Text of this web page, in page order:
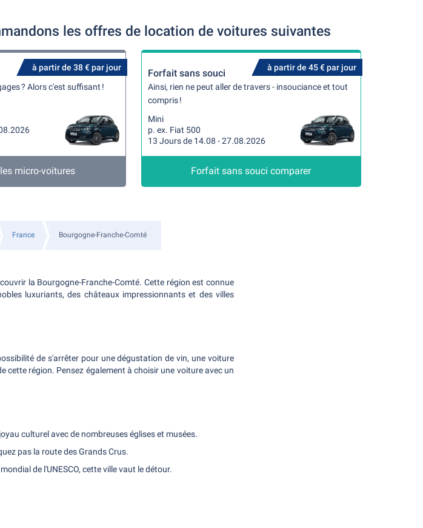
les offres de location de voitures suivantes
à partir de 38 € par jour
? Alors c'est suffisant !
micro-voitures
à partir de 45 € par jour
Forfait sans souci
Ainsi, rien ne peut aller de travers - insouciance et tout
compris !
Mini
p. ex. Fiat 500
13 Jours de 14.08 - 27.08.2026
Forfait sans souci comparer
France Bourgogne-Franche-Comté
la Bourgogne-Franche-Comté. Cette région est connue
luxuriants, des châteaux impressionnants et des villes
de s'arrêter pour une dégustation de vin, une voiture
cette région. Pensez également à choisir une voiture avec un
culturel avec de nombreuses églises et musées.
pas la route des Grands Crus.
de l'UNESCO, cette ville vaut le détour.